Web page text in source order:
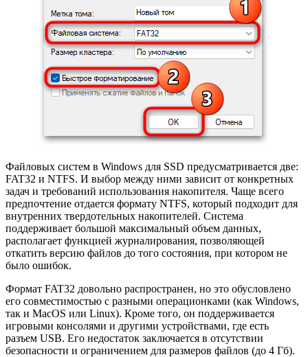
Файловых систем в Windows для SSD предусматривается две:
FAT32 и NTFS. И выбор между ними зависит от конкретных
задач и требований использования накопителя. Чаще всего
предпочтение отдается формату NTFS, который подходит для
внутренних твердотельных накопителей. Система
поддерживает большой максимальный объем данных,
располагает функцией журналирования, позволяющей
откатить версию файлов до того состояния, при котором не
было ошибок.
Формат FAT32 довольно распространен, но это обусловлено
его совместимостью с разными операционками (как Windows,
так и MacOS или Linux). Кроме того, он поддерживается
игровыми консолями и другими устройствами, где есть
разъем USB. Его недостаток заключается в отсутствии
безопасности и ограничением для размеров файлов (до 4 Гб).